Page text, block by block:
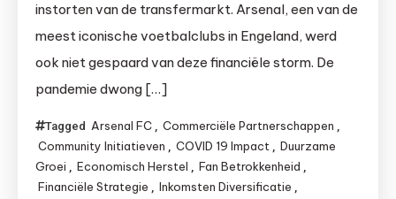
instorten van de transfermarkt. Arsenal, een van de
meest iconische voetbalclubs in Engeland, werd
ook niet gespaard van deze financiële storm. De
pandemie dwong […]
Tagged Arsenal FC , Commerciële Partnerschappen ,
Community Initiatieven , COVID 19 Impact , Duurzame
Groei , Economisch Herstel , Fan Betrokkenheid ,
Financiële Strategie , Inkomsten Diversificatie ,